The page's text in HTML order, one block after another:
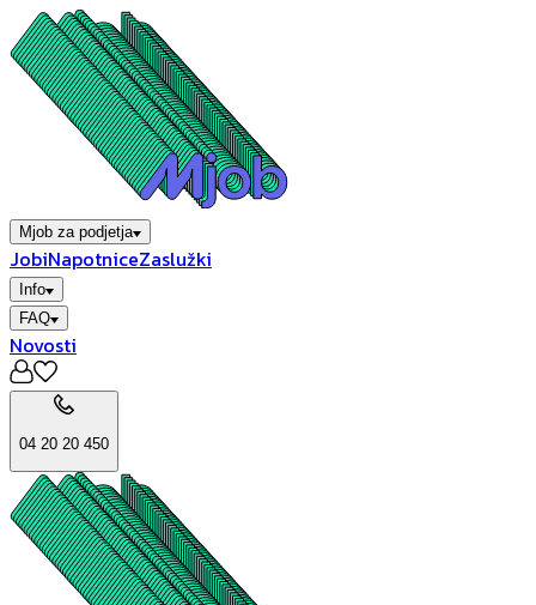
Mjob za podjetja
JobiNapotniceZaslužki
Info
FAQ
Novosti
04 20 20 450